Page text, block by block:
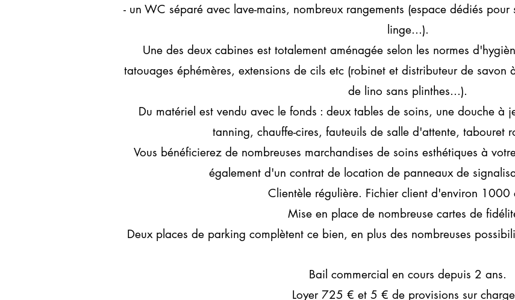
- un WC séparé avec lave-mains, nombreux rangements (espace dédiés
linge...).
Une des deux cabines est totalement aménagée selon les normes
tatouages éphémères, extensions de cils etc (robinet et distributeur de savon
de lino sans plinthes...).
Du matériel est vendu avec le fonds : deux tables de soins, une douche à
tanning, chauffe-cires, fauteuils de salle d'attente, tabouret
Vous bénéficierez de nombreuses marchandises de soins esthétiques à
également d'un contrat de location de panneaux de
Clientèle régulière. Fichier client d'environ 1000
Mise en place de nombreuse cartes de
Deux places de parking complètent ce bien, en plus des nombreuses
Bail commercial en cours depuis 2 ans.
Loyer 725 € et 5 € de provisions sur